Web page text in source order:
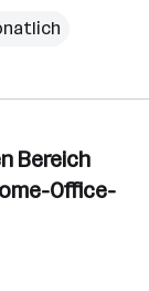
Bereich
Office-